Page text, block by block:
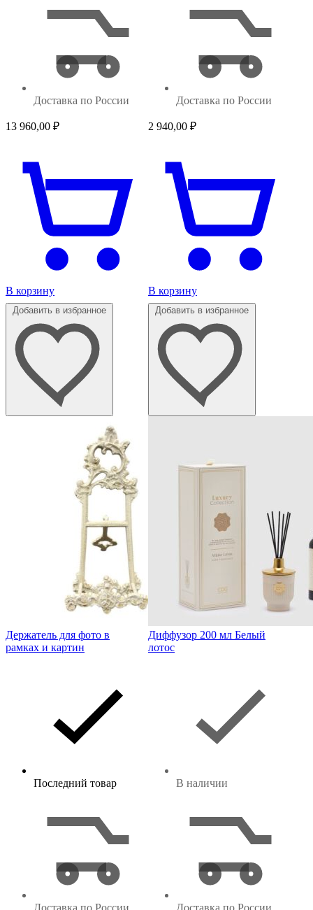
Доставка по России
13 960,00 ₽
В корзину
Доставка по России
2 940,00 ₽
В корзину
Добавить в избранное
Держатель для фото в
рамках и картин
Последний товар
Доставка по России
Добавить в избранное
Диффузор 200 мл Белый
лотос
В наличии
Доставка по России